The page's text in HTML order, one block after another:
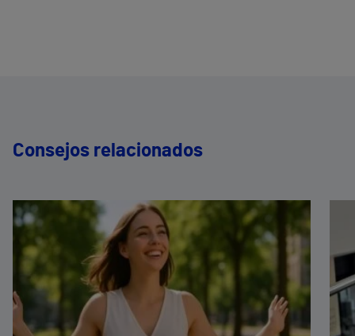
Consejos relacionados